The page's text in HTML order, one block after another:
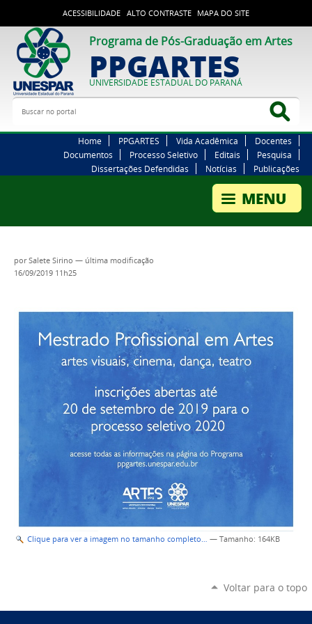
ACESSIBILIDADE ALTO CONTRASTE MAPA DO SITE
Programa de Pós-Graduação em Artes
PPGARTES
UNIVERSIDADE ESTADUAL DO PARANÁ
Buscar no portal
Home PPGARTES Vida Acadêmica
Docentes
Documentos
Processo Seletivo Editais
Pesquisa
Dissertações Defendidas
Notícias Publicações
porSalete Sirino — última modificação
16/09/2019 11h25
Clique para ver a imagem no tamanho completo… — Tamanho: 164KB
Voltar para o topo